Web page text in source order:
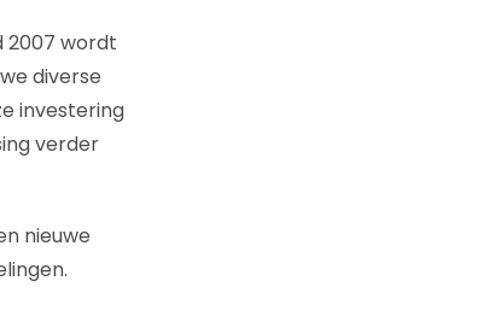
2007 wordt
diverse
investering
verder
nieuwe